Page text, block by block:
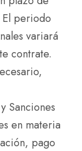
El periodo
variará
contrate.
Sanciones
en materia
pago